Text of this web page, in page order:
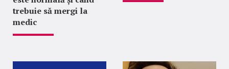
trebuie să mergi la
medic